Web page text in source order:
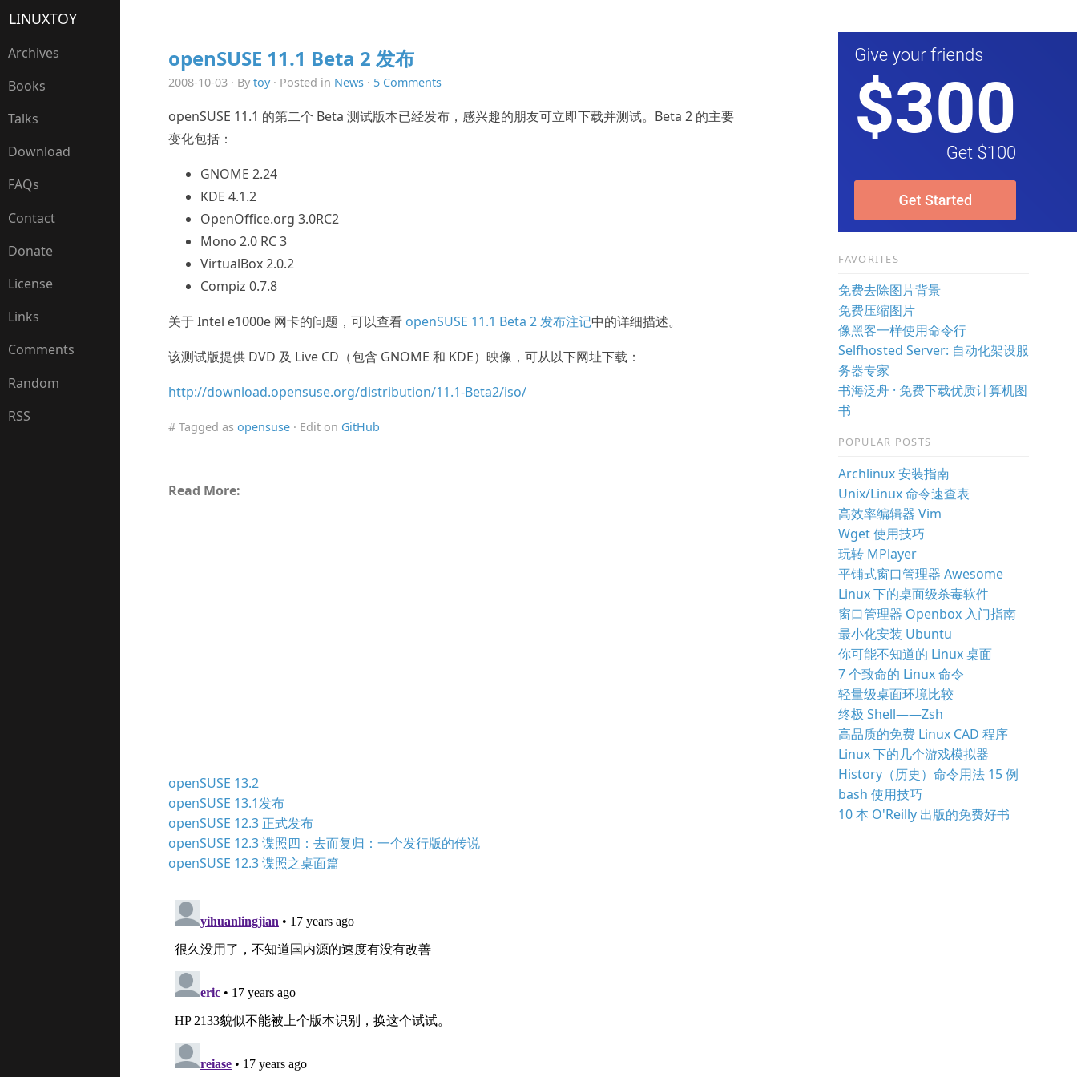
LINUXTOY
Archives
Books
Talks
Download
FAQs
Contact
Donate
License
Links
Comments
Random
RSS
openSUSE 11.1 Beta 2 发布
2008-10-03 · By toy· Posted in News· 5 Comments
openSUSE 11.1 的第二个 Beta 测试版本已经发布，感兴趣的朋友可立即下载并测试。Beta 2 的主要
变化包括：
GNOME 2.24
KDE 4.1.2
OpenOffice.org 3.0RC2
Mono 2.0 RC 3
VirtualBox 2.0.2
Compiz 0.7.8
关于 Intel e1000e 网卡的问题，可以查看 openSUSE 11.1 Beta 2 发布注记中的详细描述。
该测试版提供 DVD 及 Live CD（包含 GNOME 和 KDE）映像，可从以下网址下载：
http://download.opensuse.org/distribution/11.1-Beta2/iso/
# Tagged as opensuse· Edit on GitHub
Read More:
openSUSE 13.2
openSUSE 13.1发布
openSUSE 12.3 正式发布
openSUSE 12.3 谍照四：去而复归：一个发行版的传说
openSUSE 12.3 谍照之桌面篇
FAVORITES
免费去除图片背景
免费压缩图片
像黑客一样使用命令行
Selfhosted Server: 自动化架设服
务器专家
书海泛舟 · 免费下载优质计算机图
书
POPULAR POSTS
Archlinux 安装指南
Unix/Linux 命令速查表
高效率编辑器 Vim
Wget 使用技巧
玩转 MPlayer
平铺式窗口管理器 Awesome
Linux 下的桌面级杀毒软件
窗口管理器 Openbox 入门指南
最小化安装 Ubuntu
你可能不知道的 Linux 桌面
7 个致命的 Linux 命令
轻量级桌面环境比较
终极 Shell——Zsh
高品质的免费 Linux CAD 程序
Linux 下的几个游戏模拟器
History（历史）命令用法 15 例
bash 使用技巧
10 本 O'Reilly 出版的免费好书